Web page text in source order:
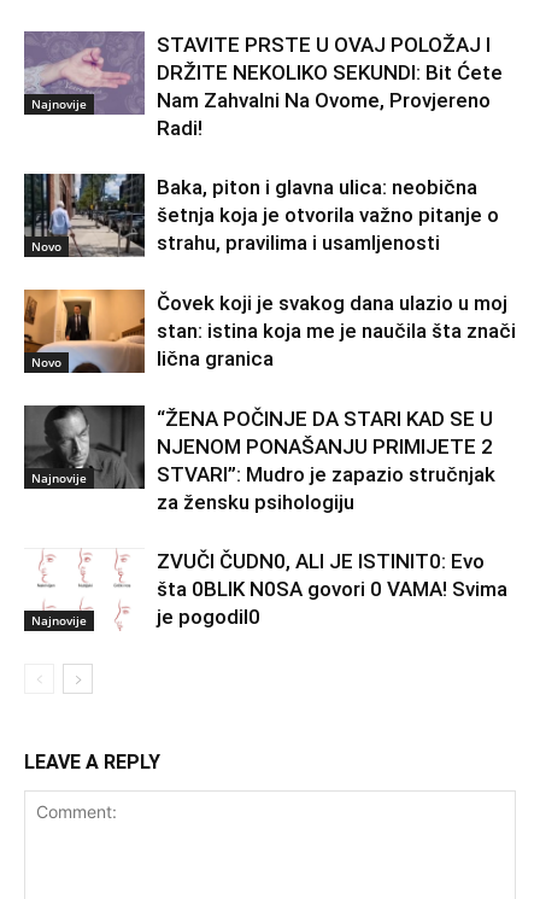
Najnovije
STAVITE PRSTE U OVAJ POLOŽAJ I
DRŽITE NEKOLIKO SEKUNDI: Bit Ćete
Nam Zahvalni Na Ovome, Provjereno
Radi!
Novo
Baka, piton i glavna ulica: neobična
šetnja koja je otvorila važno pitanje o
strahu, pravilima i usamljenosti
Novo
Čovek koji je svakog dana ulazio u moj
stan: istina koja me je naučila šta znači
lična granica
Najnovije
“ŽENA POČINJE DA STARI KAD SE U
NJENOM PONAŠANJU PRIMIJETE 2
STVARI”: Mudro je zapazio stručnjak
za žensku psihologiju
Najnovije
ZVUČI ČUDN0, ALI JE ISTINIT0: Evo
šta 0BLIK N0SA govori 0 VAMA! Svima
je pogodil0
LEAVE A REPLY